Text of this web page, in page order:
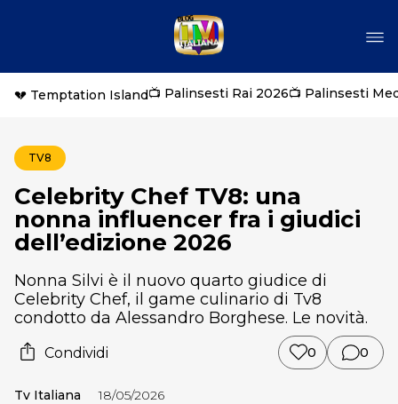
💔 Temptation Island📺 Palinsesti Rai 2026📺 Palinsesti
TV8
Celebrity Chef TV8: una
nonna influencer fra i giudici
dell’edizione 2026
Nonna Silvi è il nuovo quarto giudice di
Celebrity Chef, il game culinario di Tv8
condotto da Alessandro Borghese. Le novità.
Condividi 0 0
Tv Italiana 18/05/2026